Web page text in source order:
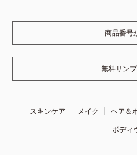
商品番号
無料サン
スキンケア メイク ヘア＆
ボディ